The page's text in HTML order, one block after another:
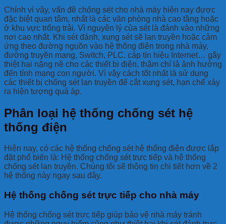
Chính vì vậy, vấn đề chống sét cho nhà máy hiện nay được
đặc biệt quan tâm, nhất là các văn phòng nhà cao tầng hoặc
ở khu vực trống trải. Vì nguyên lý của sét là đánh vào những
nơi cao nhất. Khi sét đánh, xung sét sẽ lan truyền hoặc cảm
ứng theo đường nguồn vào hệ thống điện trong nhà máy,
đường truyền mạng, Switch, PLC, cáp tín hiệu Internet… gây
thiệt hại nặng nề cho các thiết bị điện, thậm chí là ảnh hưởng
đến tính mạng con người. Vì vậy cách tốt nhất là sử dụng
các thiết bị chống sét lan truyền để cắt xung sét, hạn chế xảy
ra hiện tượng quá áp.
Phân loại hệ thống chống sét hệ
thống điện
Hiện nay, có các hệ thống chống sét hệ thống điện được lắp
đặt phổ biến là: Hệ thống chống sét trực tiếp và hệ thống
chống sét lan truyền. Chúng tôi sẽ thông tin chi tiết hơn về 2
hệ thống này ngay sau đây.
Hệ thống chống sét trực tiếp cho nhà máy
Hệ thống chống sét trực tiếp giúp bảo vệ nhà máy tránh